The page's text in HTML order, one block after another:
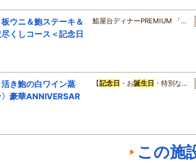
板ウニ＆鮑ステーキ＆
くしコース＜記念日
鮨屋台ディナーPREMIUM 「…
き鮑の白ワイン蒸
豪華ANNIVERSAR
【記念日 ・お誕生日 ・特別な…
この施